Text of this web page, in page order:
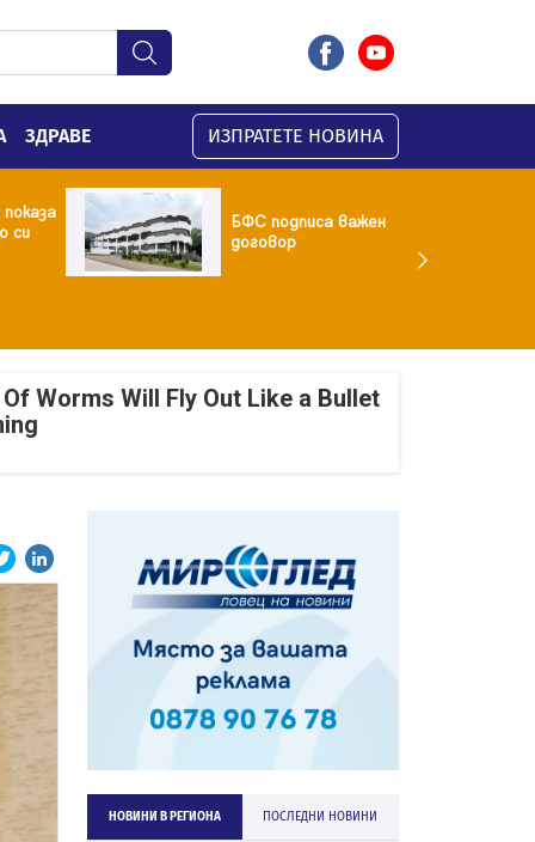
ЗДРАВЕ ИЗПРАТЕТЕ НОВИНА
си
БФC подписа важен
договор
Worms Will Fly Out Like a Bullet
НОВИНИ В РЕГИОНА ПОСЛЕДНИ НОВИНИ